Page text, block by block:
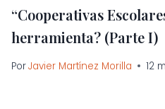
“Cooperativas
herramienta? (Parte I)
PorJavier Martínez Morilla 12